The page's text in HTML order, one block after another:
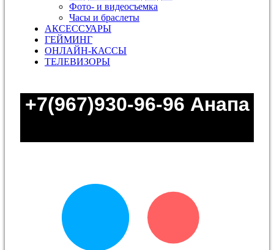
Фото- и видеосъемка
Часы и браслеты
АКСЕССУАРЫ
ГЕЙМИНГ
ОНЛАЙН-КАССЫ
ТЕЛЕВИЗОРЫ
+7(967)930-96-96 Анапа